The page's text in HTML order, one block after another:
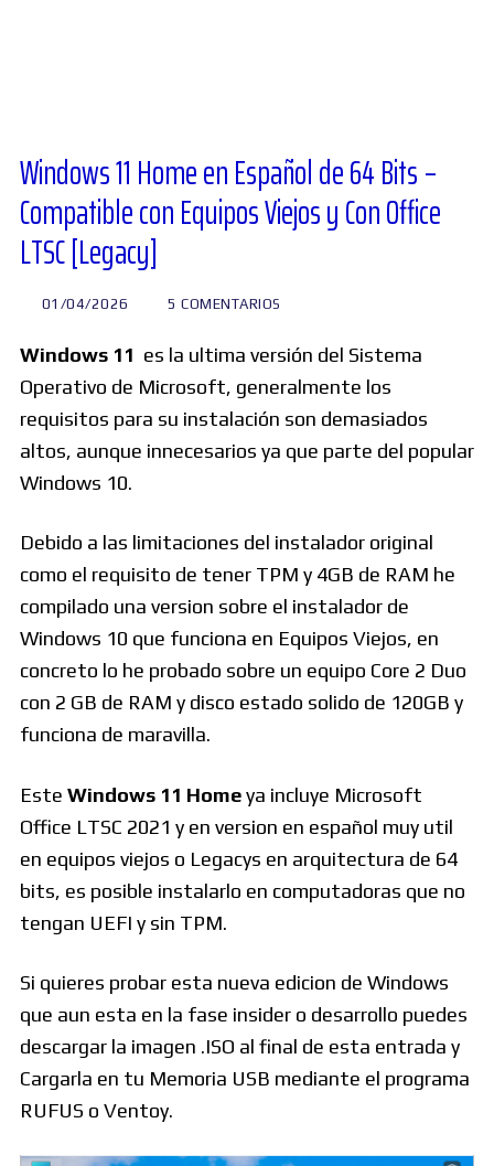
Foros
Buscar:
Windows 11 Home en Español de 64 Bits –
Compatible con Equipos Viejos y Con Office
LTSC [Legacy]
01/04/2026 5 COMENTARIOS
Windows 11 es la ultima versión del Sistema
Operativo de Microsoft, generalmente los
requisitos para su instalación son demasiados
altos, aunque innecesarios ya que parte del popular
Windows 10.
Debido a las limitaciones del instalador original
como el requisito de tener TPM y 4GB de RAM he
compilado una version sobre el instalador de
Windows 10 que funciona en Equipos Viejos, en
concreto lo he probado sobre un equipo Core 2 Duo
con 2 GB de RAM y disco estado solido de 120GB y
funciona de maravilla.
Este Windows 11 Homeya incluye Microsoft
Office LTSC 2021 y en version en español muy util
en equipos viejos o Legacys en arquitectura de 64
bits, es posible instalarlo en computadoras que no
tengan UEFI y sin TPM.
Si quieres probar esta nueva edicion de Windows
que aun esta en la fase insider o desarrollo puedes
descargar la imagen .ISO al final de esta entrada y
Cargarla en tu Memoria USB mediante el programa
RUFUS o Ventoy.